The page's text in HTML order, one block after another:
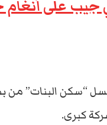
جيب على
“سكن البنات”
كبرى.